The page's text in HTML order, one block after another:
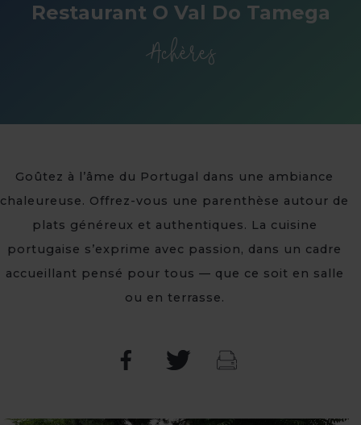
Restaurant O Val Do Tamega
Achères
Goûtez à l’âme du Portugal dans une ambiance
chaleureuse. Offrez-vous une parenthèse autour de
plats généreux et authentiques. La cuisine
portugaise s’exprime avec passion, dans un cadre
accueillant pensé pour tous — que ce soit en salle
ou en terrasse.